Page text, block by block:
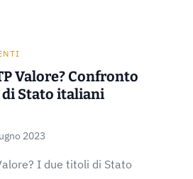
Valore? Confronto
Stato italiani
2023
I due titoli di Stato